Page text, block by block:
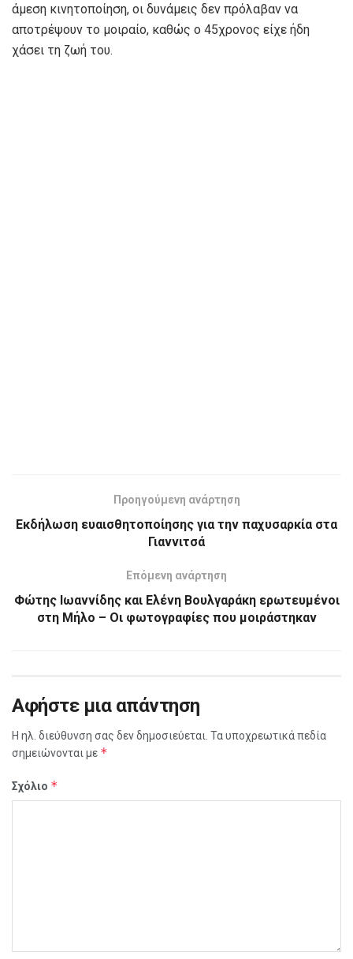
άμεση κινητοποίηση, οι δυνάμεις δεν πρόλαβαν να
αποτρέψουν το μοιραίο, καθώς ο 45χρονος είχε ήδη
χάσει τη ζωή του.
Προηγούμενη ανάρτηση
Εκδήλωση ευαισθητοποίησης για την παχυσαρκία στα
Γιαννιτσά
Επόμενη ανάρτηση
Φώτης Ιωαννίδης και Ελένη Βουλγαράκη ερωτευμένοι
στη Μήλο – Οι φωτογραφίες που μοιράστηκαν
Αφήστε μια απάντηση
Η ηλ. διεύθυνση σας δεν δημοσιεύεται. Τα υποχρεωτικά πεδία
σημειώνονται με *
Σχόλιο *